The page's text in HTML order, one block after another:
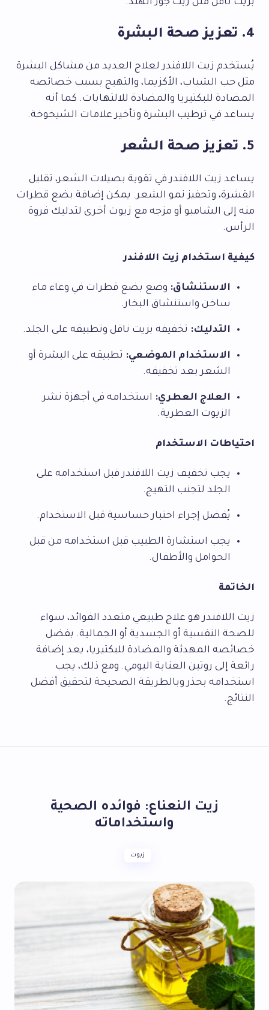
بزيت ناقل مثل زيت جوز الهند.
4. تعزيز صحة البشرة
يُستخدم زيت اللافندر لعلاج العديد من مشاكل البشرة
مثل حب الشباب، الأكزيما، والتهيج بسبب خصائصه
المضادة للبكتيريا والمضادة للالتهابات. كما أنه
يساعد في ترطيب البشرة وتأخير علامات الشيخوخة.
5. تعزيز صحة الشعر
يساعد زيت اللافندر في تقوية بصيلات الشعر، تقليل
القشرة، وتحفيز نمو الشعر. يمكن إضافة بضع قطرات
منه إلى الشامبو أو مزجه مع زيوت أخرى لتدليك فروة
الرأس.
كيفية استخدام زيت اللافندر
الاستنشاق: وضع بضع قطرات في وعاء ماء
ساخن واستنشاق البخار.
التدليك: تخفيفه بزيت ناقل وتطبيقه على الجلد.
الاستخدام الموضعي: تطبيقه على البشرة أو
الشعر بعد تخفيفه.
العلاج العطري: استخدامه في أجهزة نشر
الزيوت العطرية.
احتياطات الاستخدام
يجب تخفيف زيت اللافندر قبل استخدامه على
الجلد لتجنب التهيج.
يُفضل إجراء اختبار حساسية قبل الاستخدام.
يجب استشارة الطبيب قبل استخدامه من قبل
الحوامل والأطفال.
الخاتمة
زيت اللافندر هو علاج طبيعي متعدد الفوائد، سواء
للصحة النفسية أو الجسدية أو الجمالية. بفضل
خصائصه المهدئة والمضادة للبكتيريا، يعد إضافة
رائعة إلى روتين العناية اليومي. ومع ذلك، يجب
استخدامه بحذر وبالطريقة الصحيحة لتحقيق أفضل
النتائج.
زيت النعناع: فوائده الصحية
واستخداماته
زيوت